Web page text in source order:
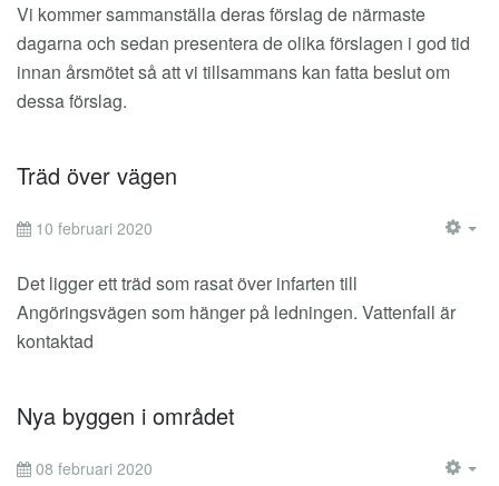
Vi kommer sammanställa deras förslag de närmaste
dagarna och sedan presentera de olika förslagen i god tid
innan årsmötet så att vi tillsammans kan fatta beslut om
dessa förslag.
Träd över vägen
10 februari 2020
Det ligger ett träd som rasat över infarten till
Angöringsvägen som hänger på ledningen. Vattenfall är
kontaktad
Nya byggen i området
08 februari 2020